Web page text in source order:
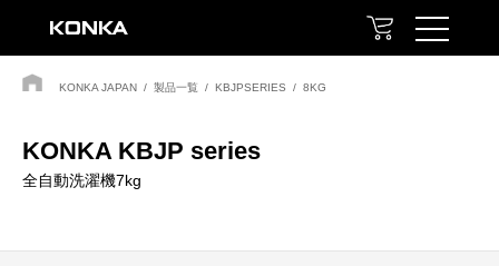
KONKA JAPAN / 製品一覧 / KBJPSERIES / 8KG
KONKA KBJP series
全自動洗濯機7kg